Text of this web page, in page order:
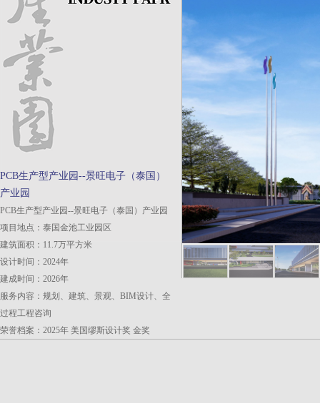
PCB生产型产业园--景旺电子（泰国）
产业园
PCB生产型产业园--景旺电子（泰国）产业园
项目地点：泰国金池工业园区
建筑面积：11.7万平方米
设计时间：2024年
建成时间：2026年
服务内容：规划、建筑、景观、BIM设计、全
过程工程咨询
荣誉档案：2025年 美国缪斯设计奖 金奖